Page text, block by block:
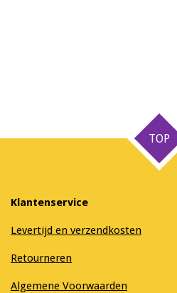
TOP
Klantenservice
Levertijd en verzendkosten
Retourneren
Algemene Voorwaarden